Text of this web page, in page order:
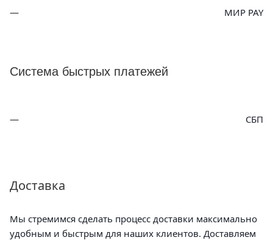
МИР PAY
Система быстрых платежей
СБП
Доставка
Мы стремимся сделать процесс доставки максимально
удобным и быстрым для наших клиентов. Доставляем